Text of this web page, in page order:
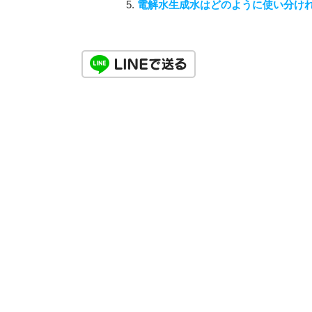
電解水生成水はどのように使い分け